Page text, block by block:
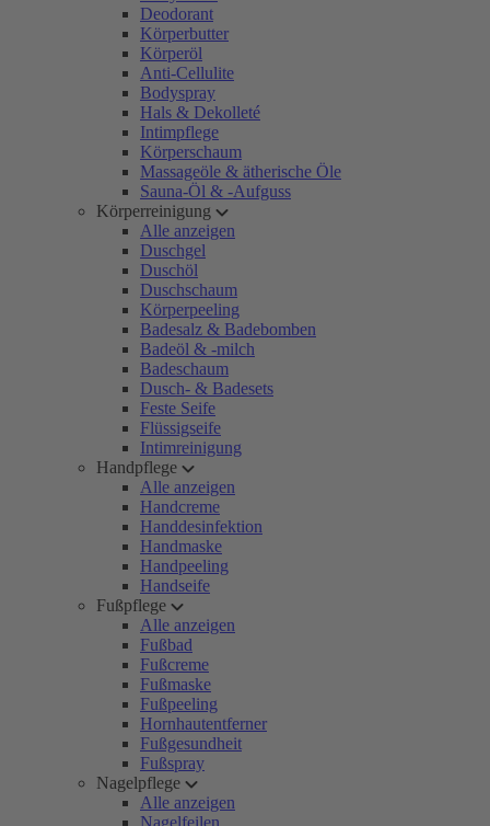
Deodorant
Körperbutter
Körperöl
Anti-Cellulite
Bodyspray
Hals & Dekolleté
Intimpflege
Körperschaum
Massageöle & ätherische Öle
Sauna-Öl & -Aufguss
Körperreinigung
Alle anzeigen
Duschgel
Duschöl
Duschschaum
Körperpeeling
Badesalz & Badebomben
Badeöl & -milch
Badeschaum
Dusch- & Badesets
Feste Seife
Flüssigseife
Intimreinigung
Handpflege
Alle anzeigen
Handcreme
Handdesinfektion
Handmaske
Handpeeling
Handseife
Fußpflege
Alle anzeigen
Fußbad
Fußcreme
Fußmaske
Fußpeeling
Hornhautentferner
Fußgesundheit
Fußspray
Nagelpflege
Alle anzeigen
Nagelfeilen